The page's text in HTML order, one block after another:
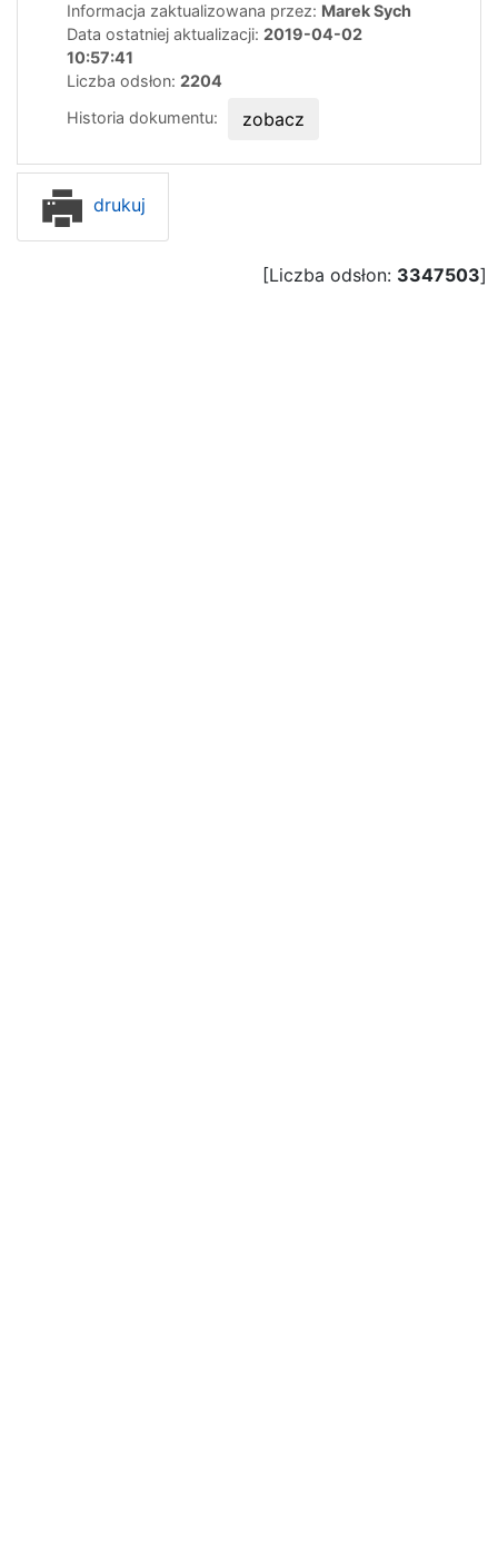
Informacja zaktualizowana przez: Marek Sych
Data ostatniej aktualizacji: 2019-04-02
10:57:41
Liczba odsłon: 2204
Historia dokumentu:
zobacz
drukuj
[Liczba odsłon: 3347503]